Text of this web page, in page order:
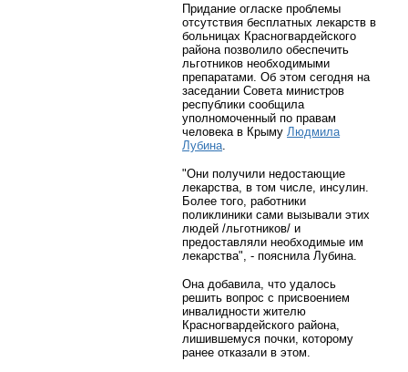
Придание огласке проблемы
отсутствия бесплатных лекарств в
больницах Красногвардейского
района позволило обеспечить
льготников необходимыми
препаратами. Об этом сегодня на
заседании Совета министров
республики сообщила
уполномоченный по правам
человека в Крыму Людмила
Лубина
"Они получили недостающие
лекарства, в том числе, инсулин.
Более того, работники
поликлиники сами вызывали этих
людей /льготников/ и
предоставляли необходимые им
лекарства", - пояснила Лубина.
Она добавила, что удалось
решить вопрос с присвоением
инвалидности жителю
Красногвардейского района,
лишившемуся почки, которому
ранее отказали в этом.